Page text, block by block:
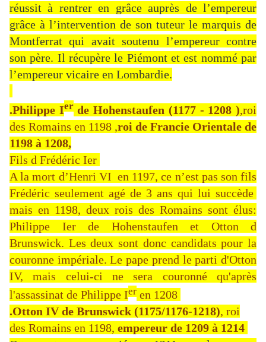
réussit à rentrer en grâce auprès de l’empereur
grâce à l’intervention de son tuteur le marquis de
Montferrat qui avait soutenu l’empereur contre
son père. Il récupère le Piémont et est nommé par
l’empereur vicaire en Lombardie.
.Philippe Ierde Hohenstaufen (1177 - 1208 ),roi
des Romains en 1198 ,roi de Francie Orientale de
1198 à 1208,
Fils d Frédéric Ier
A la mort d’Henri VI en 1197, ce n’est pas son fils
Frédéric seulement agé de 3 ans qui lui succède
mais en 1198, deux rois des Romains sont élus:
Philippe Ier de Hohenstaufen et Otton d
Brunswick. Les deux sont donc candidats pour la
couronne impériale. Le pape prend le parti d'Otton
IV, mais celui-ci ne sera couronné qu'après
l'assassinat de Philippe Ier en 1208
.Otton IV de Brunswick (1175/1176-1218), roi
des Romains en 1198, empereur de 1209 à 1214